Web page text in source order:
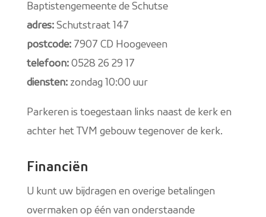
Baptistengemeente de Schutse
adres:Schutstraat 147
postcode:7907 CD Hoogeveen
telefoon:0528 26 29 17
diensten:zondag 10:00 uur
Parkeren is toegestaan links naast de kerk en
achter het TVM gebouw tegenover de kerk.
Financiën
U kunt uw bijdragen en overige betalingen
overmaken op één van onderstaande